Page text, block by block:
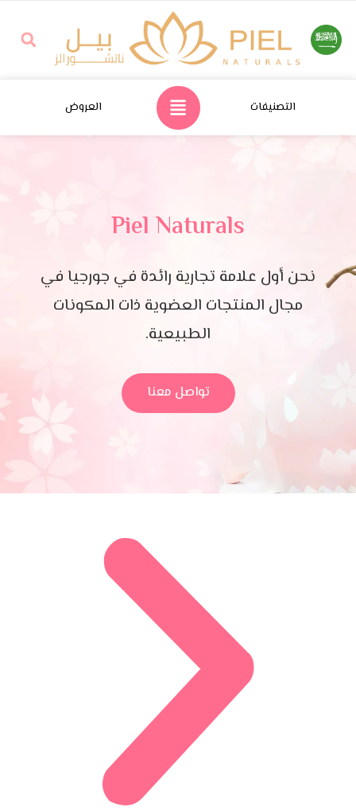
التصنيفات العروض
Piel Naturals
نحن أول علامة تجارية رائدة في جورجيا في
مجال المنتجات العضوية ذات المكونات
الطبيعية.
تواصل معنا